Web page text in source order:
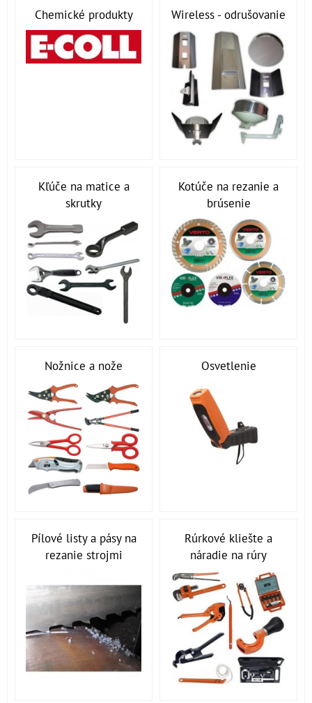
Chemické produkty Wireless - odrušovanie
Kľúče na matice a
skrutky
Kotúče na rezanie a
brúsenie
Nožnice a nože Osvetlenie
Pílové listy a pásy na
rezanie strojmi
Rúrkové kliešte a
náradie na rúry